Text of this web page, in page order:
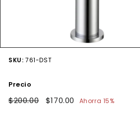
SKU: 761-DST
Precio
Precio
$200.00$200.00
Precio
$170.00 $170.00
Ahorra 15%